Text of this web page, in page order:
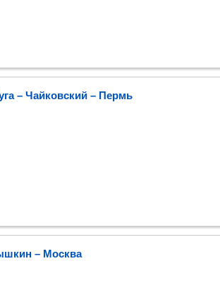
– Чайковский – Пермь
– Москва